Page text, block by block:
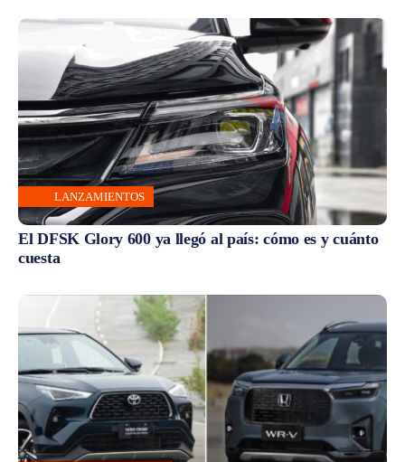
LANZAMIENTOS
El DFSK Glory 600 ya llegó al país: cómo es y cuánto
cuesta